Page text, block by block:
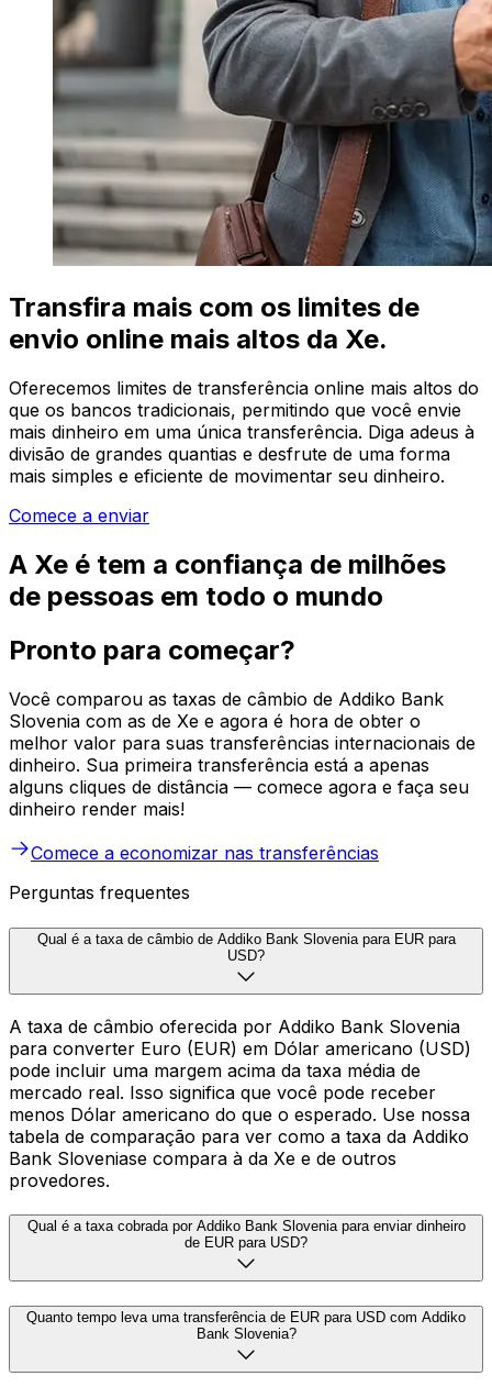
Transfira mais com os limites de
envio online mais altos da Xe.
Oferecemos limites de transferência online mais altos do
que os bancos tradicionais, permitindo que você envie
mais dinheiro em uma única transferência. Diga adeus à
divisão de grandes quantias e desfrute de uma forma
mais simples e eficiente de movimentar seu dinheiro.
Comece a enviar
A Xe é tem a confiança de milhões
de pessoas em todo o mundo
Pronto para começar?
Você comparou as taxas de câmbio de Addiko Bank
Slovenia com as de Xe e agora é hora de obter o
melhor valor para suas transferências internacionais de
dinheiro. Sua primeira transferência está a apenas
alguns cliques de distância — comece agora e faça seu
dinheiro render mais!
Comece a economizar nas transferências
Perguntas frequentes
Qual é a taxa de câmbio de Addiko Bank Slovenia para EUR para
USD?
A taxa de câmbio oferecida por Addiko Bank Slovenia
para converter Euro (EUR) em Dólar americano (USD)
pode incluir uma margem acima da taxa média de
mercado real. Isso significa que você pode receber
menos Dólar americano do que o esperado. Use nossa
tabela de comparação para ver como a taxa da Addiko
Bank Sloveniase compara à da Xe e de outros
provedores.
Qual é a taxa cobrada por Addiko Bank Slovenia para enviar dinheiro
de EUR para USD?
Quanto tempo leva uma transferência de EUR para USD com Addiko
Bank Slovenia?